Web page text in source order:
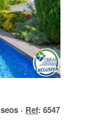
· Ref: 6547